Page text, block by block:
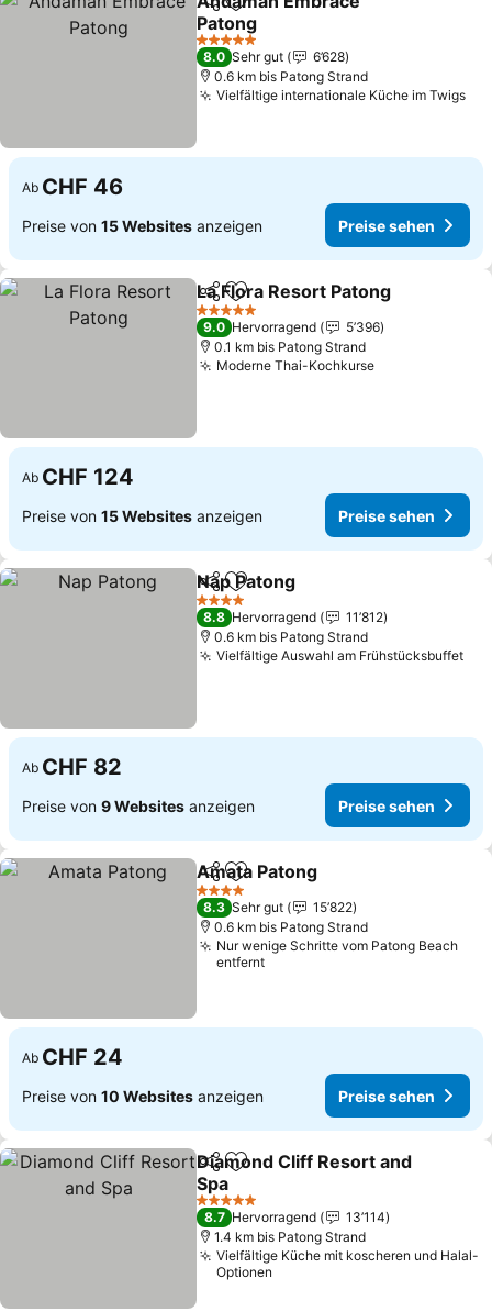
TeilenZu Favoriten hinzufügen
Patong
Preise sehen
5 Sterne
8.0 Sehr gut
6’628
0.6 km bis Patong Strand
Vielfältige internationale Küche im Twigs
Ab CHF 46
Preise von 15 Websites anzeigen Preise sehen
TeilenZu Favoriten hinzufügen
La Flora Resort Patong
5 Sterne
9.0 Hervorragend
5’396
0.1 km bis Patong Strand
Moderne Thai-KochkursePreise sehen
Ab CHF 124
Preise von 15 Websites anzeigen Preise sehen
TeilenZu Favoriten hinzufügen
Nap Patong
4 Sterne
8.8 Hervorragend
11’812
0.6 km bis Patong Strand
Vielfältige Auswahl am Frühstücksbuffet
Ab CHF 82
Preise von 9 Websites anzeigen Preise sehen
TeilenZu Favoriten hinzufügen
Amata Patong
4 Sterne
8.3 Sehr gut
15’822
0.6 km bis Patong Strand
Nur wenige Schritte vom Patong Beach
entfernt
Ab CHF 24
Preise von 10 Websites anzeigen Preise sehen
TeilenZu Favoriten hinzufügen
Diamond Cliff Resort and
Spa
Preise sehen
5 Sterne
8.7 Hervorragend
13’114
1.4 km bis Patong Strand
Vielfältige Küche mit koscheren und Halal-
Optionen